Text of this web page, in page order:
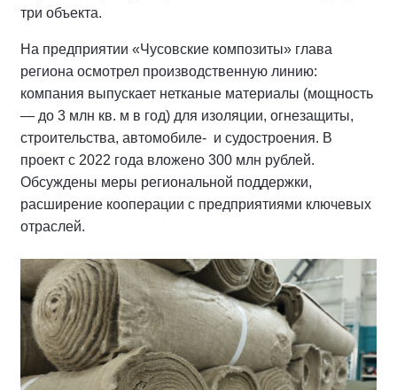
три объекта.
На предприятии «Чусовские композиты» глава
региона осмотрел производственную линию:
компания выпускает нетканые материалы (мощность
— до 3 млн кв. м в год) для изоляции, огнезащиты,
строительства, автомобиле- и судостроения. В
проект с 2022 года вложено 300 млн рублей.
Обсуждены меры региональной поддержки,
расширение кооперации с предприятиями ключевых
отраслей.